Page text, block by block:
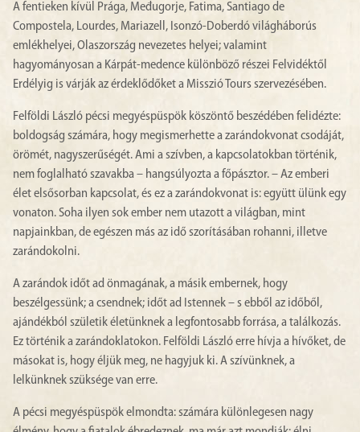
A fentieken kívül Prága, Međugorje, Fatima, Santiago de
Compostela, Lourdes, Mariazell, Isonzó-Doberdó világháborús
emlékhelyei, Olaszország nevezetes helyei; valamint
hagyományosan a Kárpát-medence különböző részei Felvidéktől
Erdélyig is várják az érdeklődőket a Misszió Tours szervezésében.
Felföldi László pécsi megyéspüspök köszöntő beszédében felidézte:
boldogság számára, hogy megismerhette a zarándokvonat csodáját,
örömét, nagyszerűségét. Ami a szívben, a kapcsolatokban történik,
nem foglalható szavakba – hangsúlyozta a főpásztor. – Az emberi
élet elsősorban kapcsolat, és ez a zarándokvonat is: együtt ülünk egy
vonaton. Soha ilyen sok ember nem utazott a világban, mint
napjainkban, de egészen más az idő szorításában rohanni, illetve
zarándokolni.
A zarándok időt ad önmagának, a másik embernek, hogy
beszélgessünk; a csendnek; időt ad Istennek – s ebből az időből,
ajándékból születik életünknek a legfontosabb forrása, a találkozás.
Ez történik a zarándoklatokon. Felföldi László erre hívja a hívőket, de
másokat is, hogy éljük meg, ne hagyjuk ki. A szívünknek, a
lelkünknek szüksége van erre.
A pécsi megyéspüspök elmondta: számára különlegesen nagy